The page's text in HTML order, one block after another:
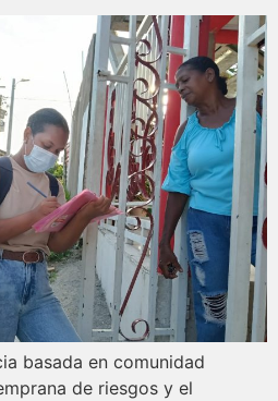
basada en comunidad
de riesgos y el